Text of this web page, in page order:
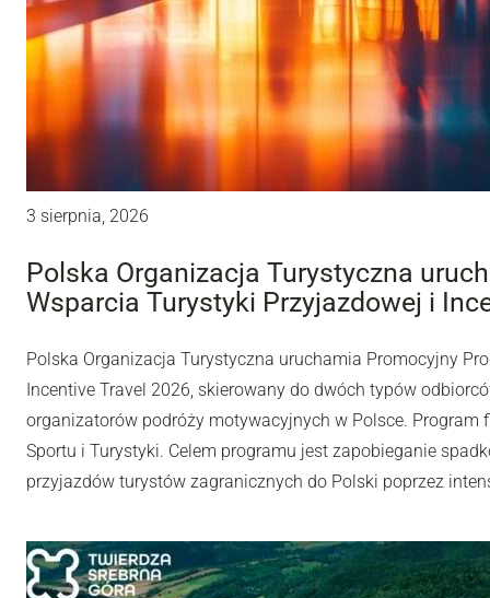
3 sierpnia, 2026
Polska Organizacja Turystyczna
Wsparcia Turystyki Przyjazdowej i
Polska Organizacja Turystyczna uruchamia Promocyjny
Incentive Travel 2026, skierowany do dwóch typów
organizatorów podróży motywacyjnych w Polsce.
Sportu i Turystyki. Celem programu jest zapobieganie
przyjazdów turystów zagranicznych do Polski poprzez